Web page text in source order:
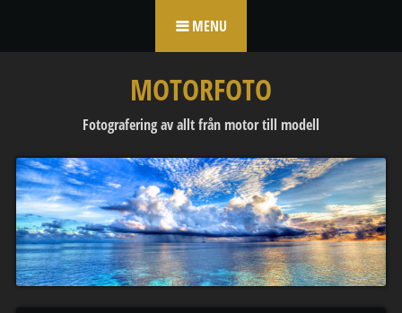
MENU
MOTORFOTO
Fotografering av allt från motor till modell